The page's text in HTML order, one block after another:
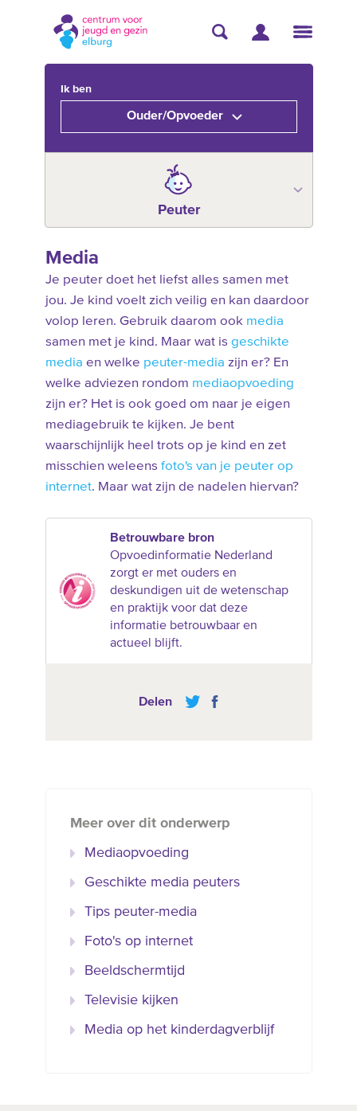
Ik ben
Ouder/Opvoeder
Peuter
Media
Je peuter doet het liefst alles samen met
jou. Je kind voelt zich veilig en kan daardoor
volop leren. Gebruik daarom ook media
samen met je kind. Maar wat is geschikte
media en welke peuter-media zijn er? En
welke adviezen rondom mediaopvoeding
zijn er? Het is ook goed om naar je eigen
mediagebruik te kijken. Je bent
waarschijnlijk heel trots op je kind en zet
misschien weleens foto's van je peuter op
internet. Maar wat zijn de nadelen hiervan?
Betrouwbare bron
Opvoedinformatie Nederland
zorgt er met ouders en
deskundigen uit de wetenschap
en praktijk voor dat deze
informatie betrouwbaar en
actueel blijft.
Delen
Meer over dit onderwerp
Mediaopvoeding
Geschikte media peuters
Tips peuter-media
Foto's op internet
Beeldschermtijd
Televisie kijken
Media op het kinderdagverblijf